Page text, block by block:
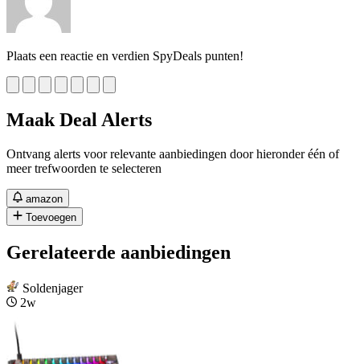
Plaats een reactie en verdien SpyDeals punten!
Maak Deal Alerts
Ontvang alerts voor relevante aanbiedingen door hieronder één of
meer trefwoorden te selecteren
amazon
Toevoegen
Gerelateerde aanbiedingen
Soldenjager
2w